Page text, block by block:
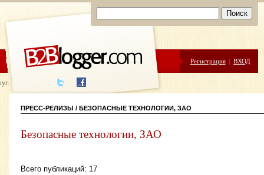
ЦЕНЫ ПОМОЩЬ Регистрация | ВХОД
написания
ПРЕСС-РЕЛИЗЫ / БЕЗОПАСНЫЕ ТЕХНОЛОГИИ, ЗАО
Безопасные технологии, ЗАО
Всего публикаций: 17